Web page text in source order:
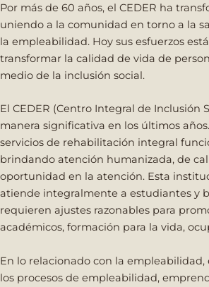
Por más de 60 años, el CEDER ha
uniendo a la comunidad en torno a la
la empleabilidad. Hoy sus esfuerzos
transformar la calidad de vida de
medio de la inclusión social.
El CEDER (Centro Integral de Inclusión
manera significativa en los últimos
servicios de rehabilitación integral
brindando atención humanizada, de
oportunidad en la atención. Esta
atiende integralmente a estudiantes y
requieren ajustes razonables para
académicos, formación para la vida,
En lo relacionado con la empleabilidad,
los procesos de empleabilidad,